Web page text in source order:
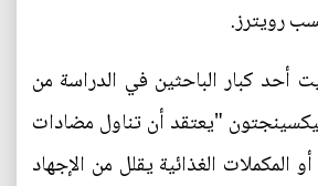
رويترز.
أحد كبار الباحثين في الدراسة من
"يعتقد أن تناول مضادات
المكملات الغذائية يقلل من الإجهاد